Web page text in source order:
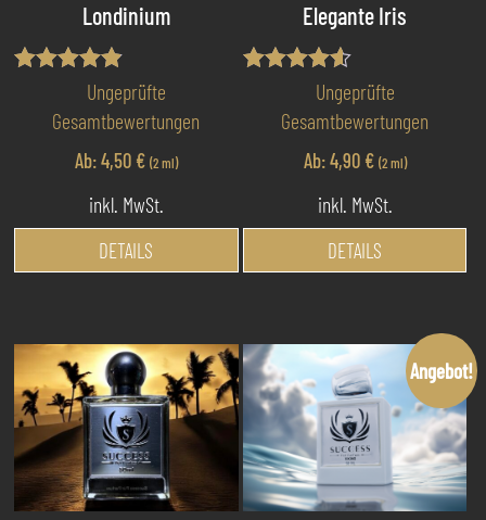
Londinium
Bewertet
4.80
Ungeprüfte
Gesamtbewertungen
Ab:4,50 € (2 ml)
inkl. MwSt.
DETAILS
Produkt
Varianten
auf.
Die
Optionen
können
auf
Elegante Iris
Bewertet
4.50
Ungeprüfte
Gesamtbewertungen
Ab:4,90 € (2 ml)
inkl. MwSt.
DETAILS
Angebot!